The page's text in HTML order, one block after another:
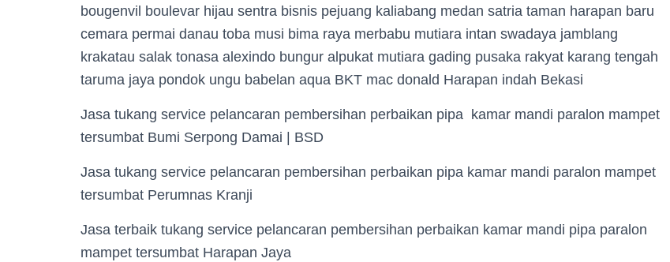
bougenvil boulevar hijau sentra bisnis pejuang kaliabang medan satria taman harapan baru
cemara permai danau toba musi bima raya merbabu mutiara intan swadaya jamblang
krakatau salak tonasa alexindo bungur alpukat mutiara gading pusaka rakyat karang tengah
taruma jaya pondok ungu babelan aqua BKT mac donald Harapan indah Bekasi
Jasa tukang service pelancaran pembersihan perbaikan pipa kamar mandi paralon mampet
tersumbat Bumi Serpong Damai | BSD
Jasa tukang service pelancaran pembersihan perbaikan pipa kamar mandi paralon mampet
tersumbat Perumnas Kranji
Jasa terbaik tukang service pelancaran pembersihan perbaikan kamar mandi pipa paralon
mampet tersumbat Harapan Jaya